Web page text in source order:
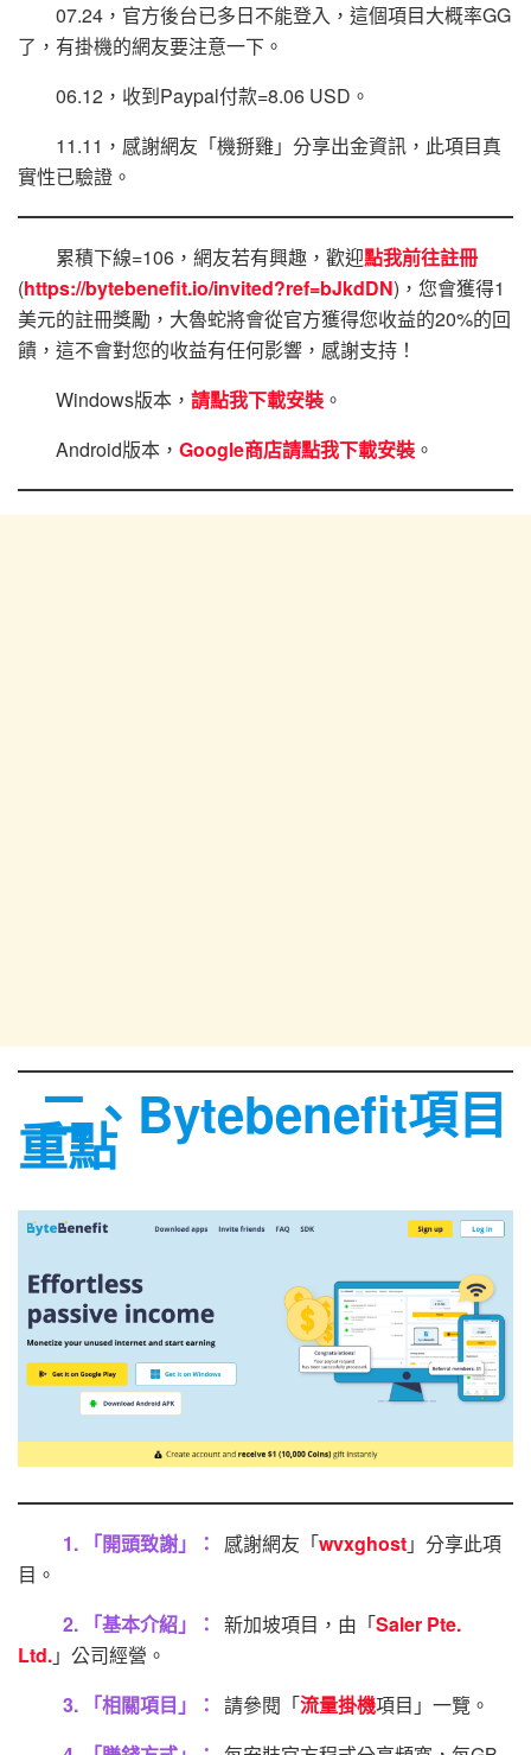
07.24，官方後台已多日不能登入，這個項目大概率GG
了，有掛機的網友要注意一下。
06.12，收到Paypal付款=8.06 USD。
11.11，感謝網友「機掰雞」分享出金資訊，此項目真
實性已驗證。
累積下線=106，網友若有興趣，歡迎點我前往註冊
(https://bytebenefit.io/invited?ref=bJkdDN)，您會獲得1
美元的註冊獎勵，大魯蛇將會從官方獲得您收益的20%的回
饋，這不會對您的收益有任何影響，感謝支持！
Windows版本， 請點我下載安裝 。
Android版本， Google商店請點我下載安裝 。
二、Bytebenefit項目
重點
1. 「開頭致謝」： 感謝網友「wvxghost」分享此項
目。
2. 「基本介紹」： 新加坡項目，由「Saler Pte.
Ltd.」公司經營。
3. 「相關項目」： 請參閱「流量掛機項目」一覽。